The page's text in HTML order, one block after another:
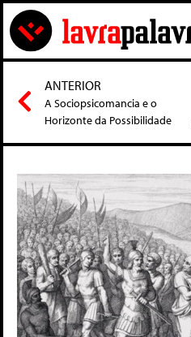
ANTERIOR
A Sociopsicomancia e o
Horizonte da Possibilidade